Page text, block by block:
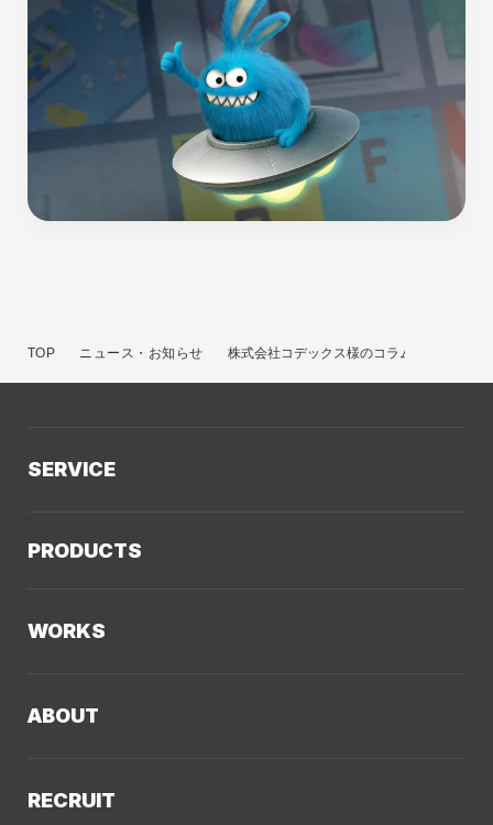
TOP ニュース・お知らせ 株式会社コデックス様のコラムにてクーシ
SERVICE
Web制作
デザイン・ブランディング
システム開発・DX支援
PRODUCTS
LLMO／AIO／GEO診断
WORKS
ABOUT
RECRUIT